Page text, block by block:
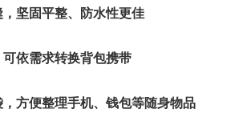
坚固平整、防水性更佳
依需求转换背包携带
方便整理手机、钱包等随身物品